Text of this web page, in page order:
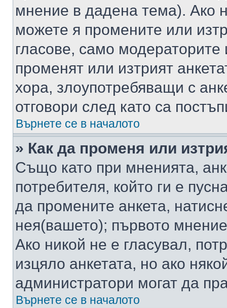
мнение в дадена тема). Ако
можете я промените или
гласове, само
променят или изтрият
хора, злоупотребяващи с
отговори след като са
Върнете се в началото
» Как да променя или
Също като при мненията,
потребителя, който ги е
да промените анкета,
нея(вашето); първото
Ако никой не е гласувал,
изцяло анкетата, но ако
администратори могат да
Върнете се в началото